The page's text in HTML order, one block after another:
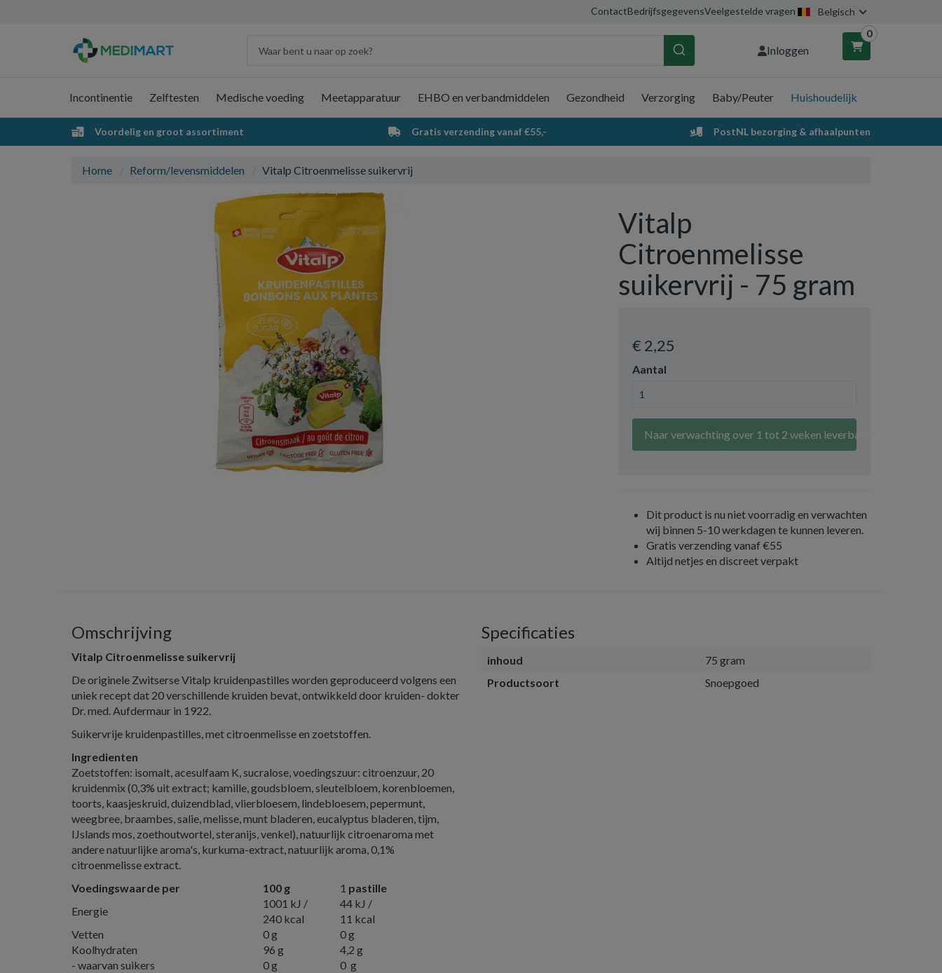
ContactBedrijfsgegevensVeelgestelde vragen Belgisch
Inloggen
0
Winkelwagen
Incontinentie Zelftesten Medische voeding Meetapparatuur EHBO en verbandmiddelen Gezondheid Verzorging Baby/Peuter Huishoudelijk
Voordelig en groot assortiment Gratis verzending vanaf €55,- PostNL bezorging & afhaalpunten
Home Reform/levensmiddelen Vitalp Citroenmelisse suikervrij
Vitalp
Citroenmelisse
suikervrij - 75 gram
€ 2,25
Aantal
Naar verwachting over 1 tot 2 weken leverbaar
Dit product is nu niet voorradig en verwachten
wij binnen 5-10 werkdagen te kunnen leveren.
Gratis verzending vanaf €55
Altijd netjes en discreet verpakt
Omschrijving
Vitalp Citroenmelisse suikervrij
De originele Zwitserse Vitalp kruidenpastilles worden geproduceerd volgens een
uniek recept dat 20 verschillende kruiden bevat, ontwikkeld door kruiden- dokter
Dr. med. Aufdermaur in 1922.
Suikervrije kruidenpastilles, met citroenmelisse en zoetstoffen.
Ingredienten
Zoetstoffen: isomalt, acesulfaam K, sucralose, voedingszuur: citroenzuur, 20
kruidenmix (0,3% uit extract; kamille, goudsbloem, sleutelbloem, korenbloemen,
toorts, kaasjeskruid, duizendblad, vlierbloesem, lindebloesem, pepermunt,
weegbree, braambes, salie, melisse, munt bladeren, eucalyptus bladeren, tijm,
IJslands mos, zoethoutwortel, steranijs, venkel), natuurlijk citroenaroma met
andere natuurlijke aroma's, kurkuma-extract, natuurlijk aroma, 0,1%
citroenmelisse extract.
Voedingswaarde per
100 g 1 pastille
Energie
1001 kJ /
240 kcal
44 kJ /
11 kcal
Vetten
0 g
0 g
Koolhydraten
96 g
4,2 g
- waarvan suikers
0 g
0 g
Specificaties
inhoud
75 gram
Productsoort
Snoepgoed